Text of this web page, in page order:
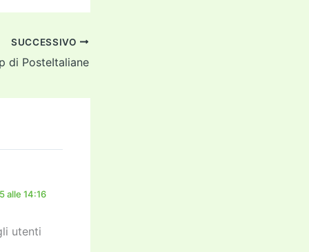
SUCCESSIVO
di PosteItaliane
alle 14:16
utenti